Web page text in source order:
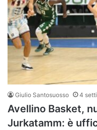
Giulio Santosuosso 4
Avellino Basket,
Jurkatamm: è